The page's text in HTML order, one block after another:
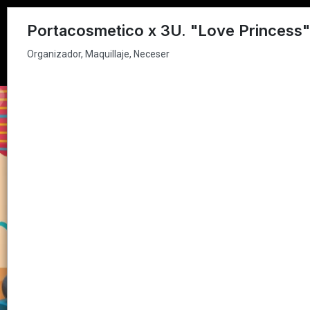
Organizador, Maquillaje, Neceser
Portacosmetico x 3U. "Love Princess"
Organizador, Maquillaje, Neceser